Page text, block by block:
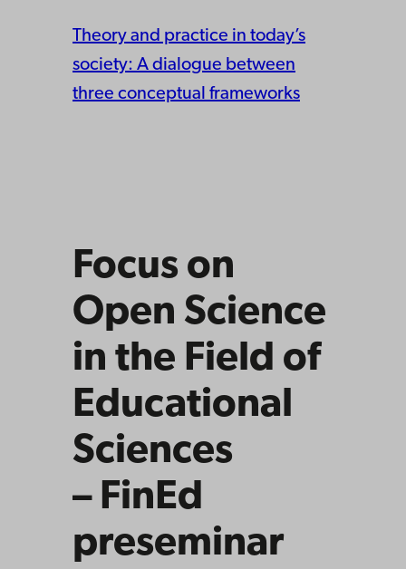
Theory and practice in today’s
society: A dialogue between
three conceptual frameworks
Focus on
Open Science
in the Field of
Educational
Sciences
– FinEd
preseminar